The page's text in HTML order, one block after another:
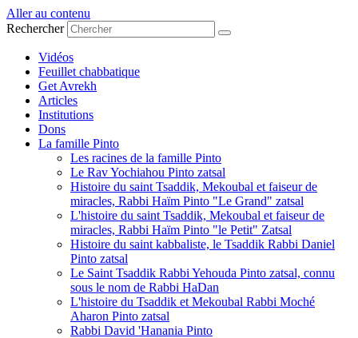
Aller au contenu
Rechercher
Vidéos
Feuillet chabbatique
Get Avrekh
Articles
Institutions
Dons
La famille Pinto
Les racines de la famille Pinto
Le Rav Yochiahou Pinto zatsal
Histoire du saint Tsaddik, Mekoubal et faiseur de
miracles, Rabbi Haïm Pinto "Le Grand" zatsal
L'histoire du saint Tsaddik, Mekoubal et faiseur de
miracles, Rabbi Haïm Pinto "le Petit" Zatsal
Histoire du saint kabbaliste, le Tsaddik Rabbi Daniel
Pinto zatsal
Le Saint Tsaddik Rabbi Yehouda Pinto zatsal, connu
sous le nom de Rabbi HaDan
L'histoire du Tsaddik et Mekoubal Rabbi Moché
Aharon Pinto zatsal
Rabbi David 'Hanania Pinto